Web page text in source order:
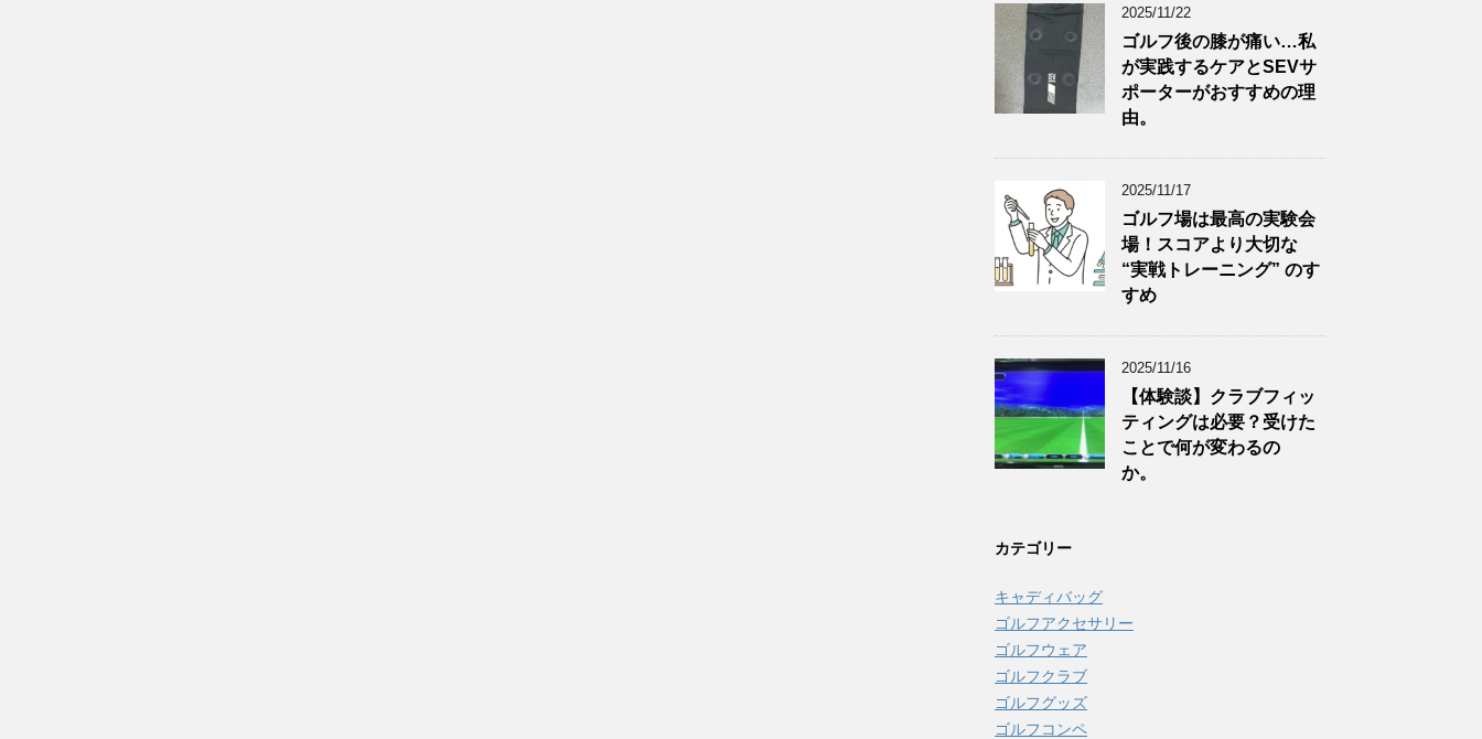
2025/11/22
ゴルフ後の膝が痛い…私
が実践するケアとSEVサ
ポーターがおすすめの理
由。
2025/11/17
ゴルフ場は最高の実験会
場！スコアより大切な
“実戦トレーニング” のす
すめ
2025/11/16
【体験談】クラブフィッ
ティングは必要？受けた
ことで何が変わるの
か。
カテゴリー
キャディバッグ
ゴルフアクセサリー
ゴルフウェア
ゴルフクラブ
ゴルフグッズ
ゴルフコンペ